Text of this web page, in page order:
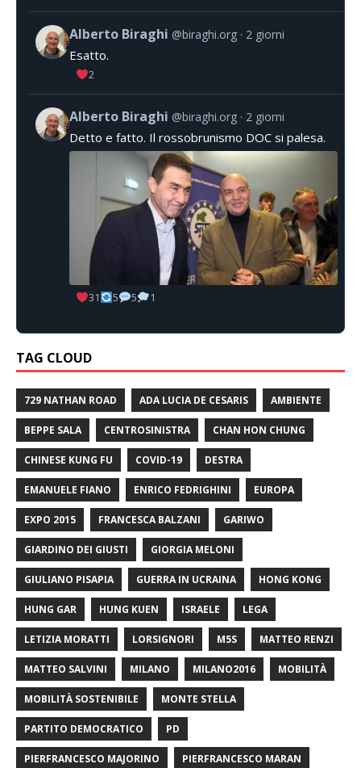
Alberto Biraghi @biraghi.org 2 giorni
Esatto.
2
Alberto Biraghi @biraghi.org 2 giorni
Detto e fatto. Il rossobrunismo DOC si palesa.
31 5 5 1
TAG CLOUD
729 NATHAN ROAD ADA LUCIA DE CESARIS AMBIENTE
BEPPE SALA CENTROSINISTRA CHAN HON CHUNG
CHINESE KUNG FU COVID-19 DESTRA
EMANUELE FIANO ENRICO FEDRIGHINI EUROPA
EXPO 2015 FRANCESCA BALZANI GARIWO
GIARDINO DEI GIUSTI GIORGIA MELONI
GIULIANO PISAPIA GUERRA IN UCRAINA HONG KONG
HUNG GAR HUNG KUEN ISRAELE LEGA
LETIZIA MORATTI LORSIGNORI M5S MATTEO RENZI
MATTEO SALVINI MILANO MILANO2016 MOBILITÀ
MOBILITÀ SOSTENIBILE MONTE STELLA
PARTITO DEMOCRATICO PD
PIERFRANCESCO MAJORINO PIERFRANCESCO MARAN